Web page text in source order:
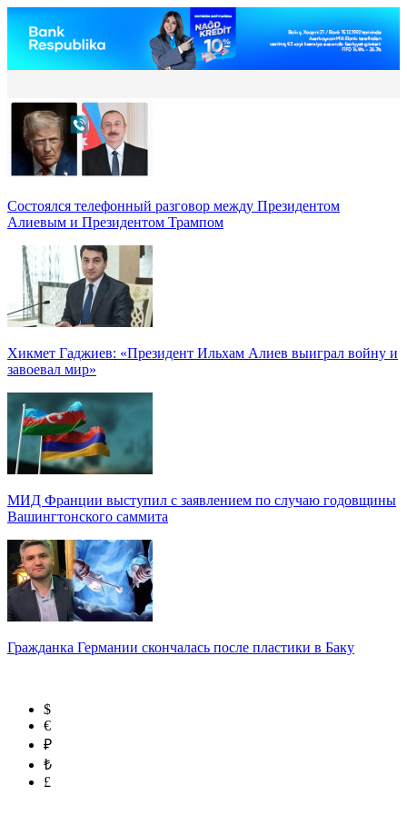
Состоялся телефонный разговор между Президентом
Алиевым и Президентом Трампом
Хикмет Гаджиев: «Президент Ильхам Алиев выиграл войну и
завоевал мир»
МИД Франции выступил с заявлением по случаю годовщины
Вашингтонского саммита
Гражданка Германии скончалась после пластики в Баку
$
€
₽
₺
£